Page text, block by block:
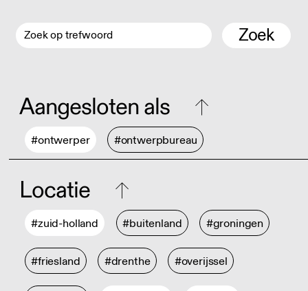
Zoek
Aangesloten als
#ontwerper #ontwerpbureau
Locatie
#zuid-holland #buitenland #groningen
#friesland #drenthe #overijssel